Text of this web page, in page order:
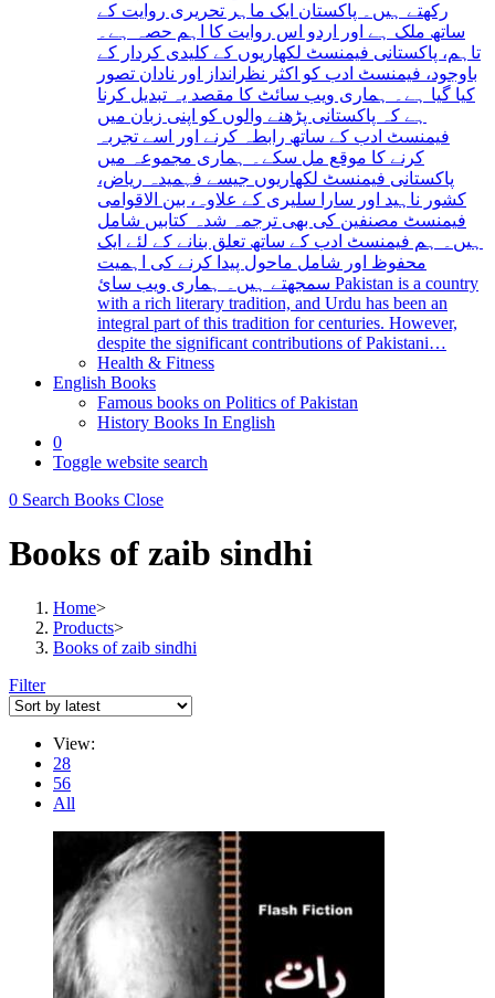
رکھتے ہیں۔ پاکستان ایک ماہر تحریری روایت کے
ساتھ ملک ہے اور اردو اس روایت کا اہم حصہ ہے۔
تاہم، پاکستانی فیمنسٹ لکھاریوں کے کلیدی کردار کے
باوجود، فیمنسٹ ادب کو اکثر نظرانداز اور نادان تصور
کیا گیا ہے۔ ہماری ویب سائٹ کا مقصد یہ تبدیل کرنا
ہے کہ پاکستانی پڑھنے والوں کو اپنی زبان میں
فیمنسٹ ادب کے ساتھ رابطہ کرنے اور اسے تجربہ
کرنے کا موقع مل سکے۔ ہماری مجموعہ میں
پاکستانی فیمنسٹ لکھاریوں جیسے فہمیدہ ریاض،
کشور ناہید اور سارا سلیری کے علاوہ، بین الاقوامی
فیمنسٹ مصنفین کی بھی ترجمہ شدہ کتابیں شامل
ہیں۔ ہم فیمنسٹ ادب کے ساتھ تعلق بنانے کے لئے ایک
محفوظ اور شامل ماحول پیدا کرنے کی اہمیت
سمجھتے ہیں۔ ہماری ویب سائ Pakistan is a country
with a rich literary tradition, and Urdu has been an
integral part of this tradition for centuries. However,
despite the significant contributions of Pakistani…
Health & Fitness
English Books
Famous books on Politics of Pakistan
History Books In English
0
Toggle website search
0 Search Books Close
Books of zaib sindhi
Home>
Products>
Books of zaib sindhi
Filter
View:
28
56
All